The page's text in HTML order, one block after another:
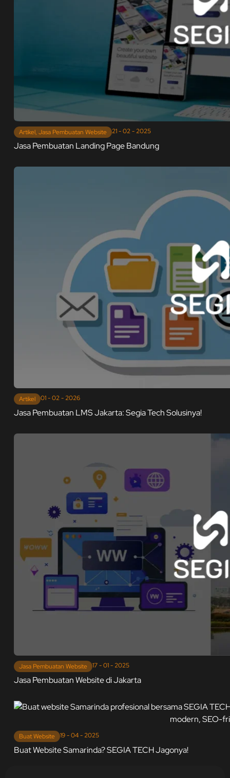
Artikel, Jasa Pembuatan Website 21 - 02 - 2025
Jasa Pembuatan Landing Page Bandung
Artikel 01 - 02 - 2026
Jasa Pembuatan LMS Jakarta: Segia Tech Solusinya!
Jasa Pembuatan Website 17 - 01 - 2025
Jasa Pembuatan Website di Jakarta
Buat Website 19 - 04 - 2025
Buat Website Samarinda? SEGIA TECH Jagonya!